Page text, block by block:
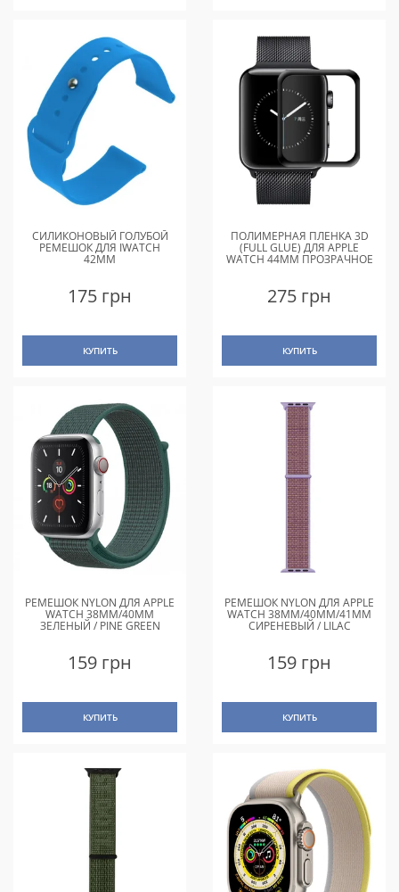
СИЛИКОНОВЫЙ ГОЛУБОЙ
РЕМЕШОК ДЛЯ IWATCH
42MM
175 грн
КУПИТЬ
ПОЛИМЕРНАЯ ПЛЕНКА 3D
(FULL GLUE) ДЛЯ APPLE
WATCH 44MM ПРОЗРАЧНОЕ
275 грн
КУПИТЬ
РЕМЕШОК NYLON ДЛЯ APPLE
WATCH 38MM/40MM
ЗЕЛЕНЫЙ / PINE GREEN
159 грн
КУПИТЬ
РЕМЕШОК NYLON ДЛЯ APPLE
WATCH 38MM/40MM/41MM
СИРЕНЕВЫЙ / LILAC
159 грн
КУПИТЬ